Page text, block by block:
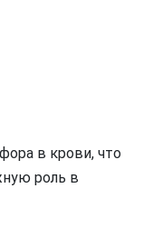
в крови, что
роль в